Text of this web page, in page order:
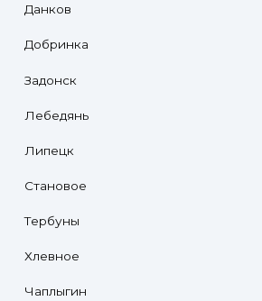
Данков
Добринка
Задонск
Лебедянь
Липецк
Становое
Тербуны
Хлевное
Чаплыгин